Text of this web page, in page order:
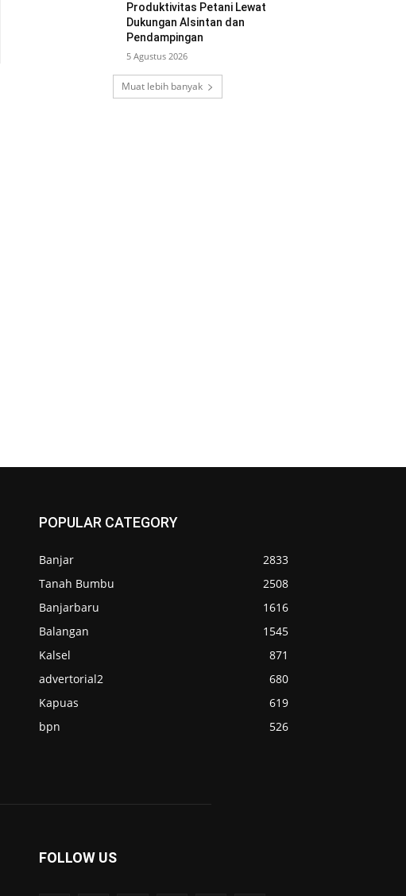
Produktivitas Petani Lewat
Dukungan Alsintan dan
Pendampingan
5 Agustus 2026
Muat lebih banyak
POPULAR CATEGORY
Banjar
2833
Tanah Bumbu
2508
Banjarbaru
1616
Balangan
1545
Kalsel
871
advertorial2
680
Kapuas
619
bpn
526
FOLLOW US